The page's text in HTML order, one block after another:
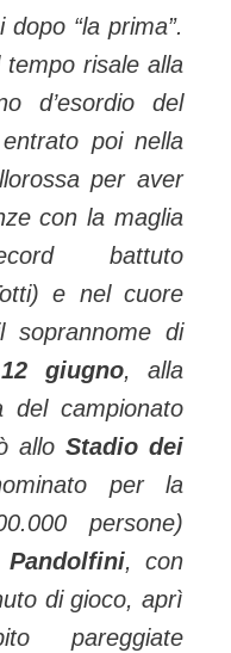
dopo “la prima”.
risale alla
d’esordio del
entrato poi nella
per aver
con la maglia
battuto
e nel cuore
soprannome di
12 giugno, alla
del campionato
allo Stadio dei
per la
persone)
Pandolfini, con
di gioco, aprì
pareggiate